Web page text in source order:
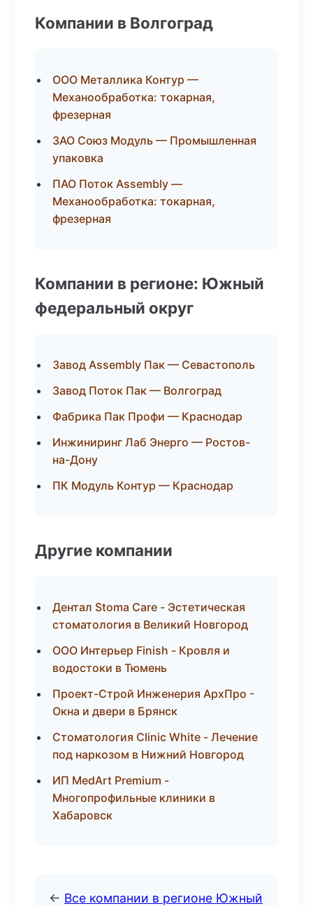
Компании в Волгоград
ООО Металлика Контур —
Механообработка: токарная,
фрезерная
ЗАО Союз Модуль — Промышленная
упаковка
ПАО Поток Assembly —
Механообработка: токарная,
фрезерная
Компании в регионе: Южный
федеральный округ
Завод Assembly Пак — Севастополь
Завод Поток Пак — Волгоград
Фабрика Пак Профи — Краснодар
Инжиниринг Лаб Энерго — Ростов-
на-Дону
ПК Модуль Контур — Краснодар
Другие компании
Дентал Stoma Care - Эстетическая
стоматология в Великий Новгород
ООО Интерьер Finish - Кровля и
водостоки в Тюмень
Проект-Строй Инженерия АрхПро -
Окна и двери в Брянск
Стоматология Clinic White - Лечение
под наркозом в Нижний Новгород
ИП MedArt Premium -
Многопрофильные клиники в
Хабаровск
← Все компании в регионе Южный